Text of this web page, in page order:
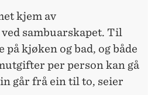
kjem av
sambuarskapet. Til
på kjøken og bad, og både
per person kan gå
går frå ein til to, seier